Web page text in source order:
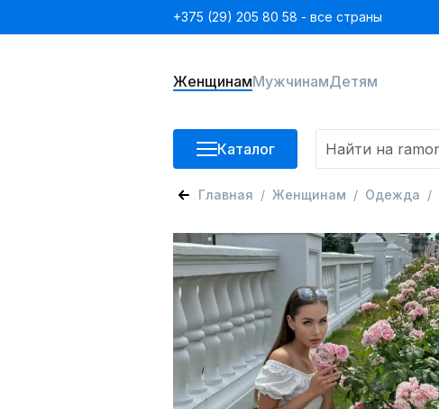
+375 (29) 205 80 58 - все страны
ЖенщинамМужчинамДетям
Каталог
Главная Женщинам Одежда